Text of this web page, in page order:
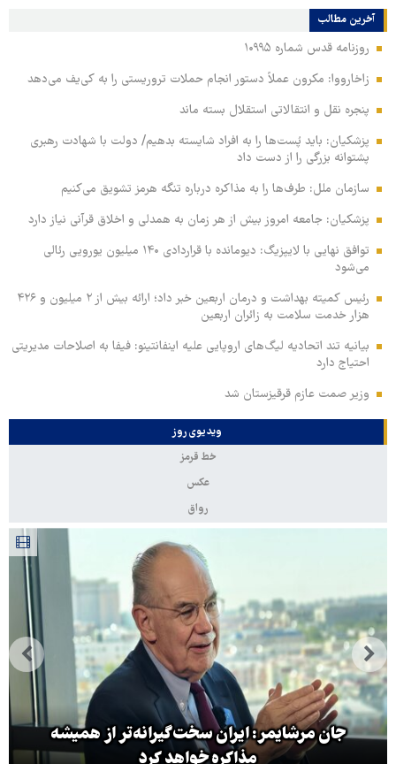
آخرین مطالب
روزنامه قدس شماره ۱۰۹۹۵
زاخارووا: مکرون عملاً دستور انجام حملات تروریستی را به کی‌یف می‌دهد
پنجره‌ نقل و انتقالاتی استقلال بسته ماند
پزشکیان: باید پُست‌ها را به افراد شایسته بدهیم/ دولت با شهادت رهبری
پشتوانه بزرگی را از دست داد
سازمان ملل: طرف‌ها را به مذاکره درباره تنگه هرمز تشویق می‌کنیم
پزشکیان: جامعه امروز بیش از هر زمان به همدلی و اخلاق قرآنی نیاز دارد
توافق نهایی با لایپزیگ: دیومانده با قراردادی ۱۴۰ میلیون یورویی رئالی
می‌شود
رئیس کمیته بهداشت و درمان اربعین خبر داد؛ ارائه بیش از ۲ میلیون و ۴۲۶
هزار خدمت سلامت به زائران اربعین
بیانیه تند اتحادیه لیگ‌های اروپایی علیه اینفانتینو: فیفا به اصلاحات مدیریتی
احتیاج دارد
وزیر صمت عازم قرقیزستان شد
ویدیوی روز
خط قرمز
عکس
رواق
جان مرشایمر: ایران سخت‌گیرانه‌تر از همیشه